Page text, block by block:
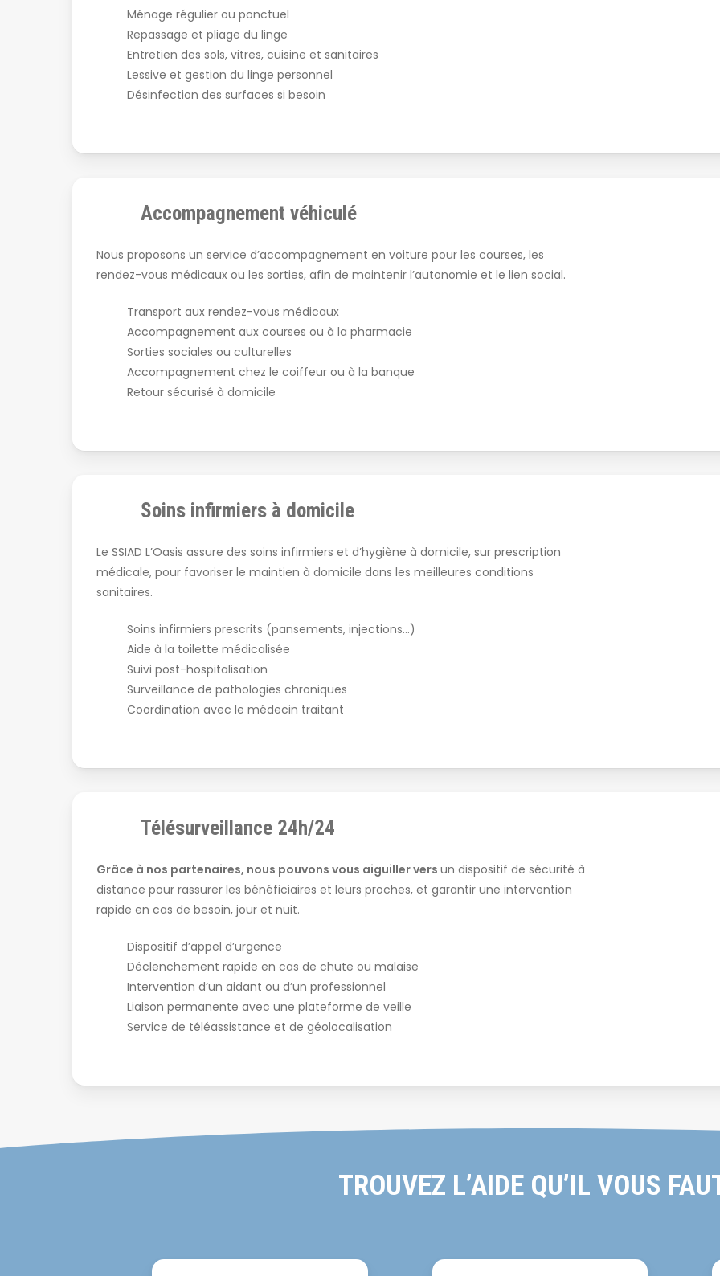
Ménage régulier ou ponctuel
Repassage et pliage du linge
Entretien des sols, vitres, cuisine et sanitaires
Lessive et gestion du linge personnel
Désinfection des surfaces si besoin
Accompagnement véhiculé
Nous proposons un service d’accompagnement en voiture pour les courses, les
rendez-vous médicaux ou les sorties, afin de maintenir l’autonomie et le lien social.
Transport aux rendez-vous médicaux
Accompagnement aux courses ou à la pharmacie
Sorties sociales ou culturelles
Accompagnement chez le coiffeur ou à la banque
Retour sécurisé à domicile
Soins infirmiers à domicile
Le SSIAD L’Oasis assure des soins infirmiers et d’hygiène à domicile, sur prescription
médicale, pour favoriser le maintien à domicile dans les meilleures conditions
sanitaires.
Soins infirmiers prescrits (pansements, injections…)
Aide à la toilette médicalisée
Suivi post-hospitalisation
Surveillance de pathologies chroniques
Coordination avec le médecin traitant
Télésurveillance 24h/24
Grâce à nos partenaires, nous pouvons vous aiguiller versun dispositif de sécurité à
distance pour rassurer les bénéficiaires et leurs proches, et garantir une intervention
rapide en cas de besoin, jour et nuit.
Dispositif d’appel d’urgence
Déclenchement rapide en cas de chute ou malaise
Intervention d’un aidant ou d’un professionnel
Liaison permanente avec une plateforme de veille
Service de téléassistance et de géolocalisation
TROUVEZ L’AIDE QU’IL VOUS
Domiblue Alpage